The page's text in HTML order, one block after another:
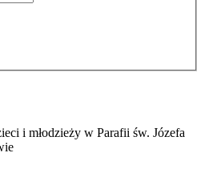
i młodzieży w Parafii św. Józefa